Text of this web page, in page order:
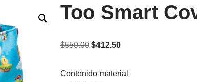
Too Smart
$550.00 $412.50
Contenido material